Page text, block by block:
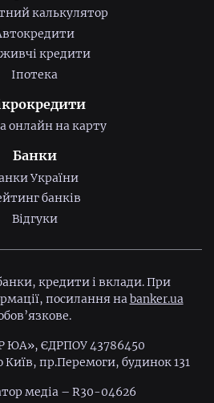
калькулятор
кредити
Іпотека
онлайн на карту
Банки
України
банків
Відгуки
кредити і вклади. При
посилання наbanker.ua
ЮА», ЄДРПОУ 43786450
Київ, пр.Перемоги, будинок 131
медiа – R30-04626